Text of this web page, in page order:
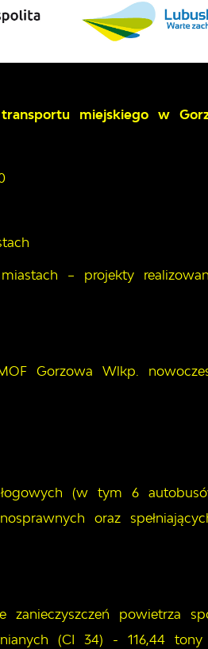
miejskiego w
– projekty
Gorzowa Wlkp.
(w tym 6
oraz
powietrza
(CI 34) - 116,44 tony